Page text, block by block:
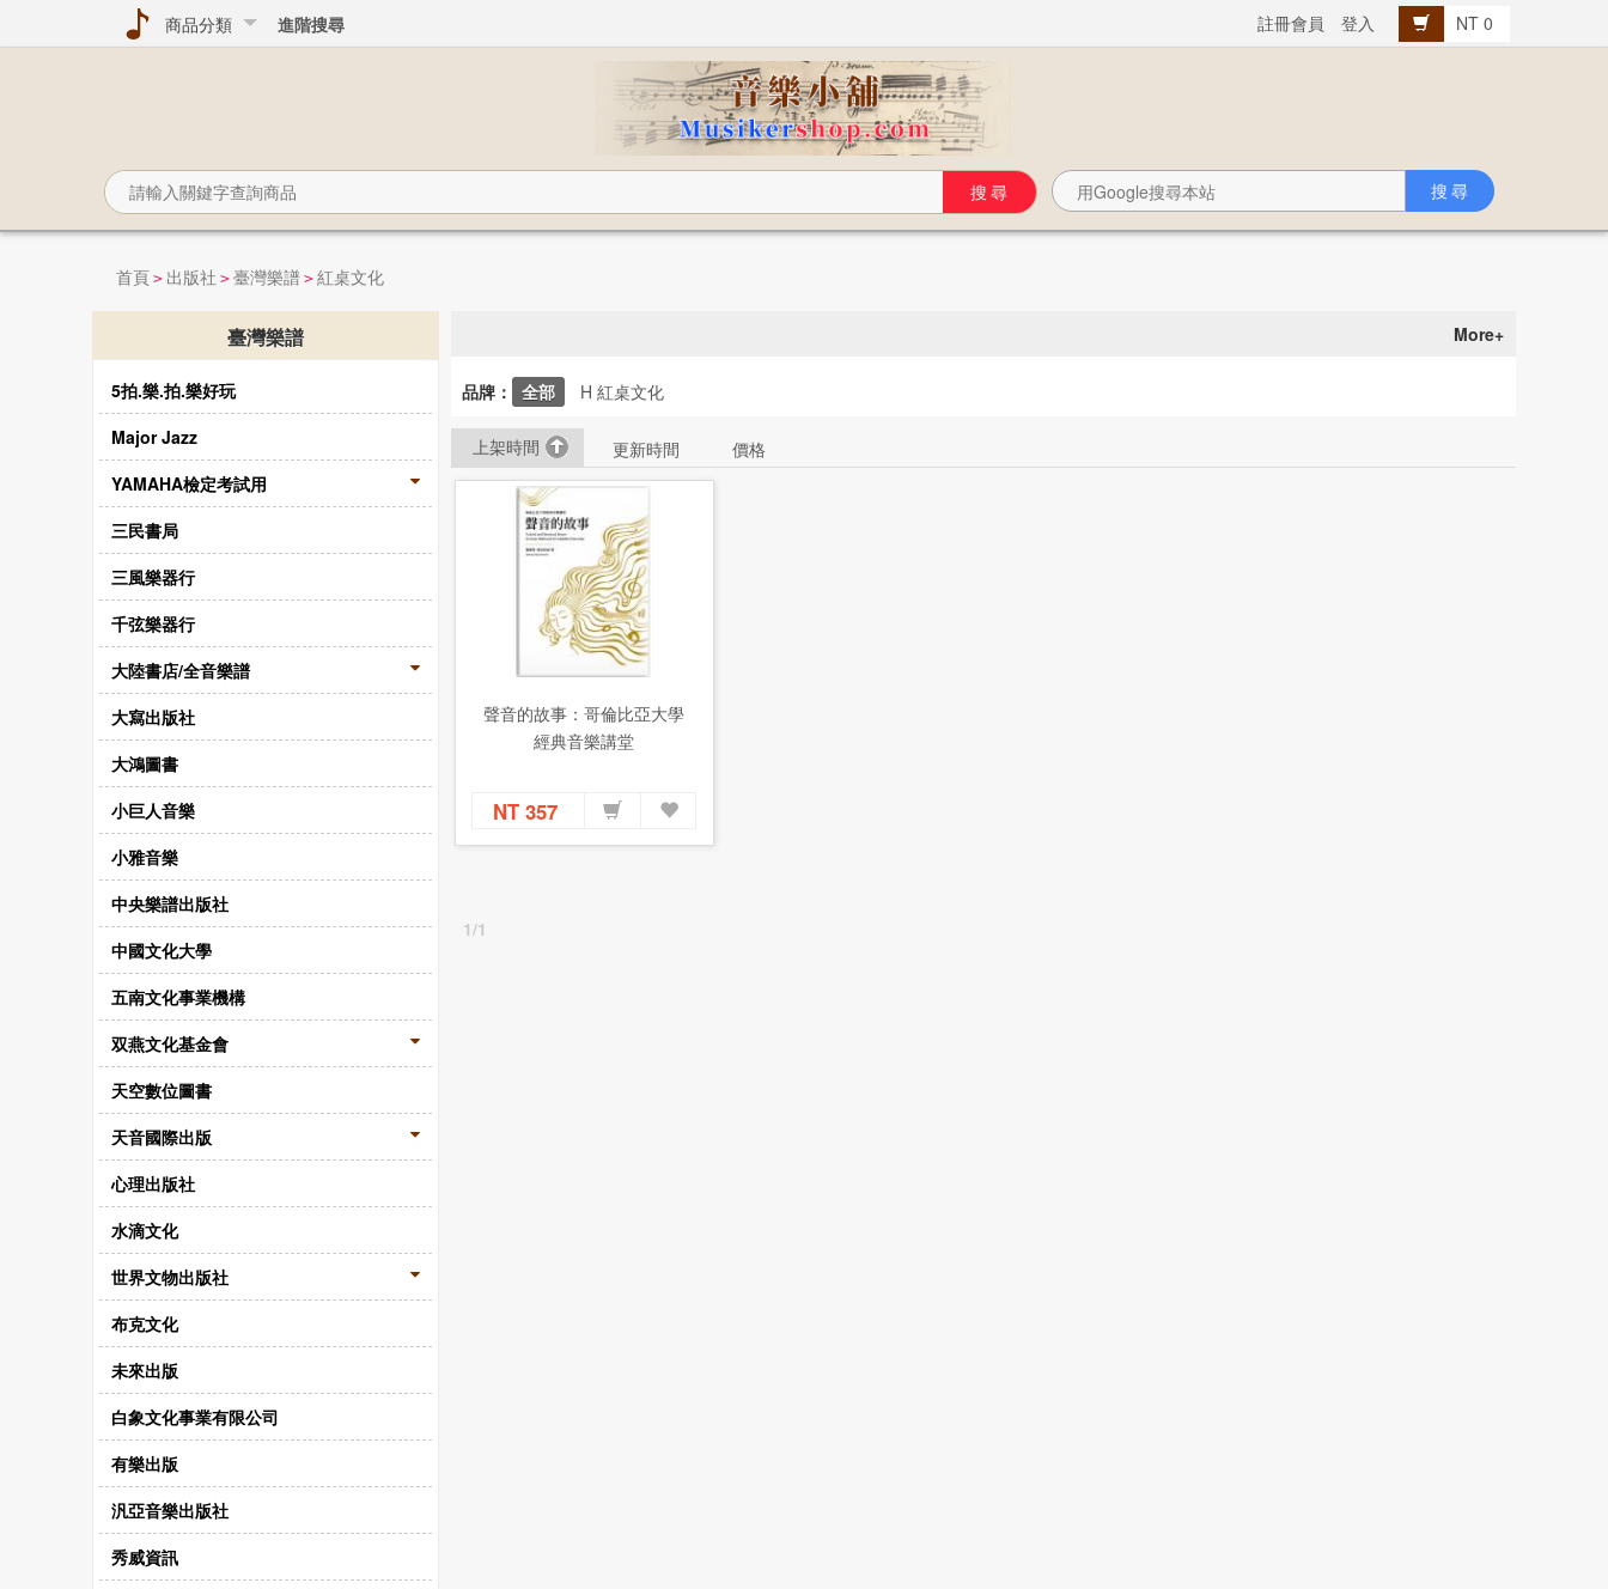
商品分類 進階搜尋 註冊會員 登入 NT 0
首頁 > 出版社 > 臺灣樂譜 > 紅桌文化
臺灣樂譜
5拍.樂.拍.樂好玩
Major Jazz
YAMAHA檢定考試用
三民書局
三風樂器行
千弦樂器行
大陸書店/全音樂譜
大寫出版社
大鴻圖書
小巨人音樂
小雅音樂
中央樂譜出版社
中國文化大學
五南文化事業機構
双燕文化基金會
天空數位圖書
天音國際出版
心理出版社
水滴文化
世界文物出版社
布克文化
未來出版
白象文化事業有限公司
有樂出版
汎亞音樂出版社
秀威資訊
More+
品牌： 全部 H 紅桌文化
上架時間 更新時間 價格
聲音的故事：哥倫比亞大學
經典音樂講堂
NT 357
1/1